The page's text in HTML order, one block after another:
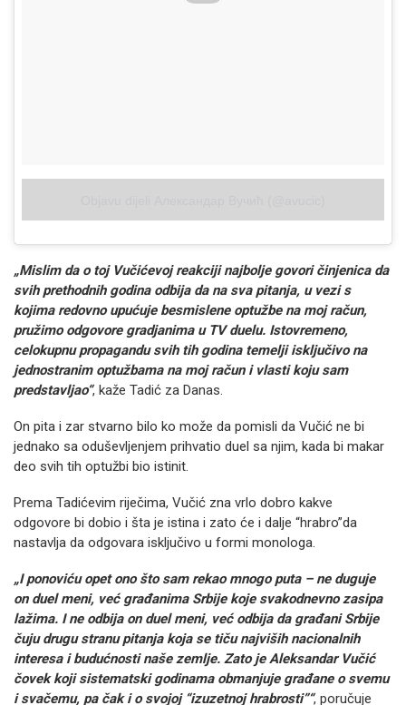
„Mislim da o toj Vučićevoj reakciji najbolje govori činjenica da
svih prethodnih godina odbija da na sva pitanja, u vezi s
kojima redovno upućuje besmislene optužbe na moj račun,
pružimo odgovore gradjanima u TV duelu. Istovremeno,
celokupnu propagandu svih tih godina temelji isključivo na
jednostranim optužbama na moj račun i vlasti koju sam
predstavljao“, kaže Tadić za Danas.
On pita i zar stvarno bilo ko može da pomisli da Vučić ne bi
jednako sa oduševljenjem prihvatio duel sa njim, kada bi makar
deo svih tih optužbi bio istinit.
Prema Tadićevim riječima, Vučić zna vrlo dobro kakve
odgovore bi dobio i šta je istina i zato će i dalje “hrabro”da
nastavlja da odgovara isključivo u formi monologa.
„I ponoviću opet ono što sam rekao mnogo puta – ne duguje
on duel meni, već građanima Srbije koje svakodnevno zasipa
lažima. I ne odbija on duel meni, već odbija da građani Srbije
čuju drugu stranu pitanja koja se tiču najviših nacionalnih
interesa i budućnosti naše zemlje. Zato je Aleksandar Vučić
čovek koji sistematski godinama obmanjuje građane o svemu
i svačemu, pa čak i o svojoj “izuzetnoj hrabrosti”“, poručuje